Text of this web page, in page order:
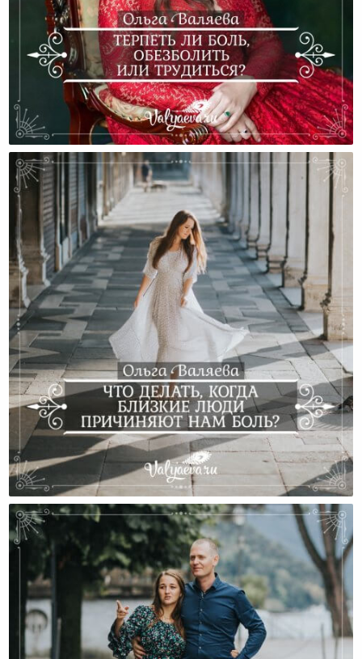
Терпеть Ли Боль, Обезболить Или Трудиться?
Что Делать, Когда Близкие Люди Причиняют Нам
Боль?